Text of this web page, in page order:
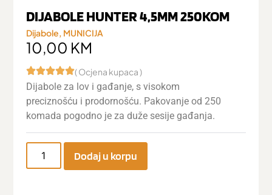
DIJABOLE HUNTER 4,5MM 250KOM
Dijabole, MUNICIJA
10,00 KM
( Ocjena kupaca )
Dijabole za lov i gađanje, s visokom
preciznošću i prodornošću. Pakovanje od 250
komada pogodno je za duže sesije gađanja.
Dodaj u korpu